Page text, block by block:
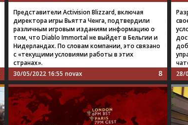
Представители Activision Blizzard, включая
директора игры Вьятта Ченга, подтвердили
различным игровым изданиям информацию о
том, что Diablo Immortal не выйдет в Бельгии и
Нидерландах. По словам компании, это связано
с «текущими условиями работы в этих
странах».
30/05/2022 16:55 novax 8
28/